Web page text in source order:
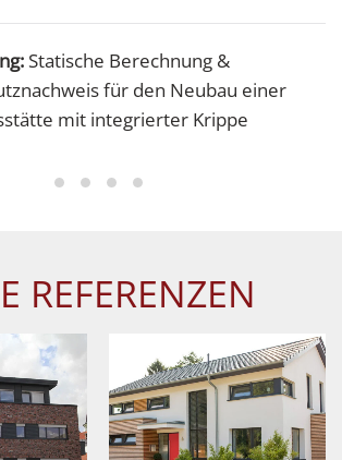
Statische Berechnung &
für den Neubau einer
mit integrierter Krippe
REFERENZEN